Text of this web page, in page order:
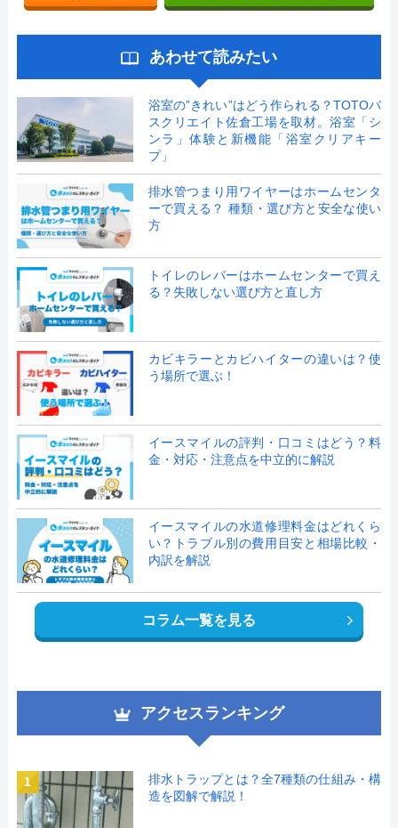
あわせて読みたい
浴室の”きれい”はどう作られる？TOTOバ
スクリエイト佐倉工場を取材。浴室「シ
ンラ」体験と新機能「浴室クリアキー
プ」
排水管つまり用ワイヤーはホームセンタ
ーで買える？ 種類・選び方と安全な使い
方
トイレのレバーはホームセンターで買え
る？失敗しない選び方と直し方
カビキラーとカビハイターの違いは？使
う場所で選ぶ！
イースマイルの評判・口コミはどう？料
金・対応・注意点を中立的に解説
イースマイルの水道修理料金はどれくら
い？トラブル別の費用目安と相場比較・
内訳を解説
コラム一覧を見る
アクセスランキング
1
排水トラップとは？全7種類の仕組み・構
造を図解で解説！